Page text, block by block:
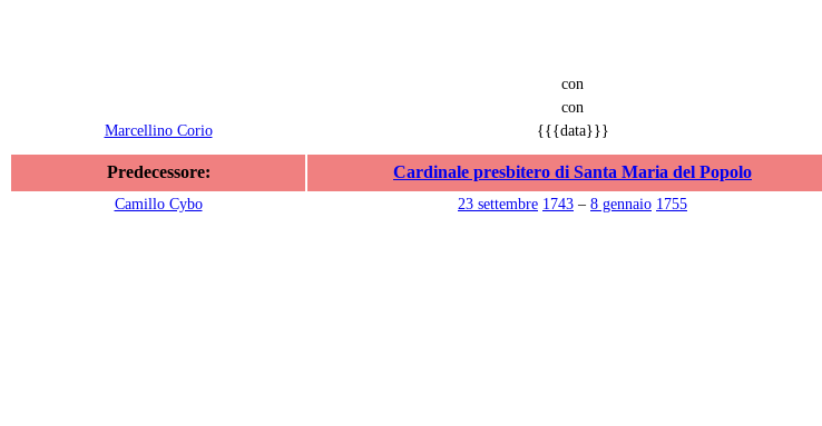
con
con
Marcellino Corio
{{{data}}}
Predecessore: Cardinale presbitero di Santa Maria del Popolo
Camillo Cybo 23 settembre 1743 – 8 gennaio 1755